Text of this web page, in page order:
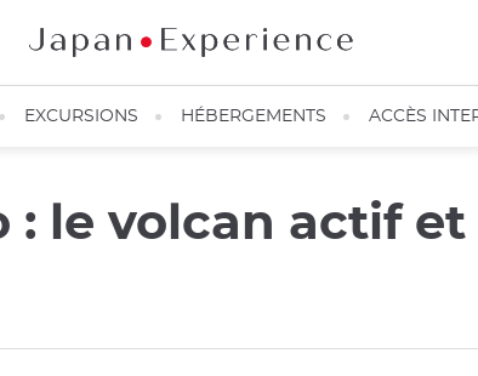
EXCURSIONS HÉBERGEMENTS ACCÈS
: le volcan actif